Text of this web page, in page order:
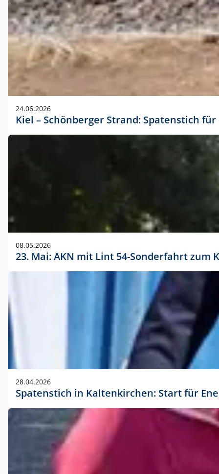
24.06.2026
Kiel – Schönberger Strand: Spatenstich
08.05.2026
23. Mai: AKN mit Lint 54-Sonderfahrt
28.04.2026
Spatenstich in Kaltenkirchen: Start für